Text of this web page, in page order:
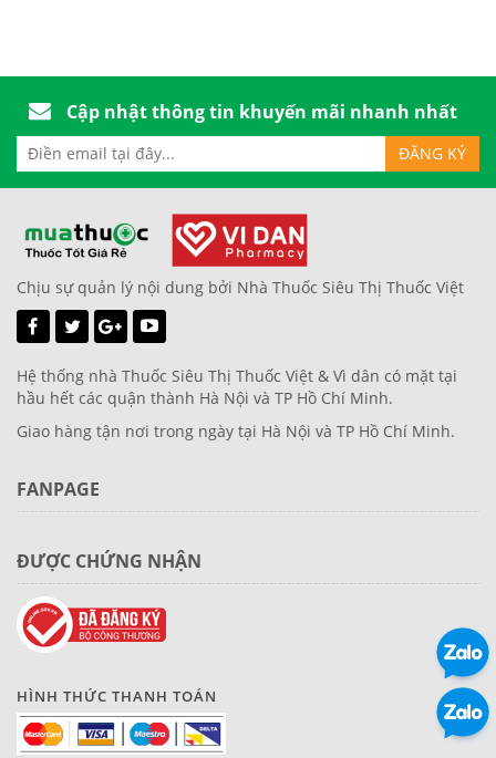
Cập nhật thông tin khuyến mãi nhanh nhất
Chịu sự quản lý nội dung bởi Nhà Thuốc Siêu Thị Thuốc Việt
Hệ thống nhà Thuốc Siêu Thị Thuốc Việt & Vì dân có mặt tại
hầu hết các quận thành Hà Nội và TP Hồ Chí Minh.
Giao hàng tận nơi trong ngày tại Hà Nội và TP Hồ Chí Minh.
FANPAGE
ĐƯỢC CHỨNG NHẬN
HÌNH THỨC THANH TOÁN